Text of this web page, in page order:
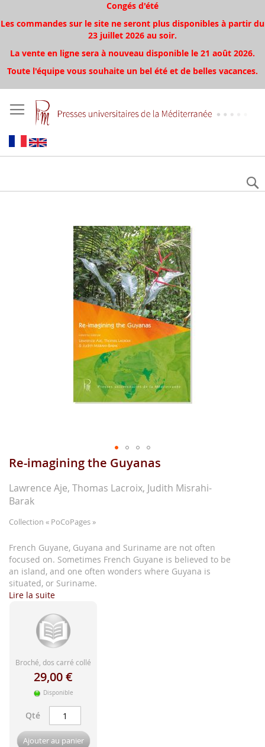
Congés d'été
Les commandes sur le site ne seront plus disponibles à partir du
23 juillet 2026 au soir.
La vente en ligne sera à nouveau disponible le 21 août 2026.
Toute l'équipe vous souhaite un bel été et de belles vacances.
Aller
début
de
gallerie
Re-imagining the Guyanas
Lawrence Aje, Thomas Lacroix, Judith Misrahi-
Barak
Collection « PoCoPages »
French Guyane, Guyana and Suriname are not often
focused on. Sometimes French Guyane is believed to be
an island, and one often wonders where Guyana is
situated, or Suriname.
Lire la suite
Broché, dos carré collé
29,00 €
Disponible
Qté
Ajouter au panier